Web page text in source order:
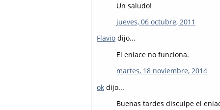
Un saludo!
jueves, 06 octubre, 2011
Flavio dijo...
El enlace no funciona.
martes, 18 noviembre, 2014
ok dijo...
Buenas tardes disculpe el